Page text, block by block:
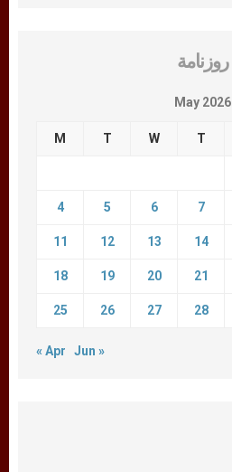
روزنامة
May 2026
M T W T
4 5 6 7
11 12 13 14
18 19 20 21
25 26 27 28
« Apr Jun »